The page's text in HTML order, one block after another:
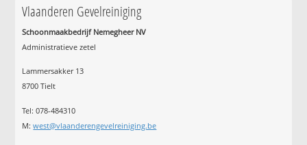
Vlaanderen Gevelreiniging
Schoonmaakbedrijf Nemegheer NV
Administratieve zetel
Lammersakker 13
8700 Tielt
Tel: 078-484310
M:west@vlaanderengevelreiniging.be